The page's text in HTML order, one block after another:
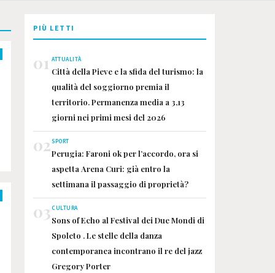
PIÙ LETTI
01 ATTUALITÀ
Città della Pieve e la sfida del turismo: la
qualità del soggiorno premia il
territorio. Permanenza media a 3,13
giorni nei primi mesi del 2026
02SPORT
Perugia: Faroni ok per l’accordo, ora si
aspetta Arena Curi: già entro la
settimana il passaggio di proprietà?
03CULTURA
Sons of Echo al Festival dei Due Mondi di
Spoleto . Le stelle della danza
contemporanea incontrano il re del jazz
Gregory Porter